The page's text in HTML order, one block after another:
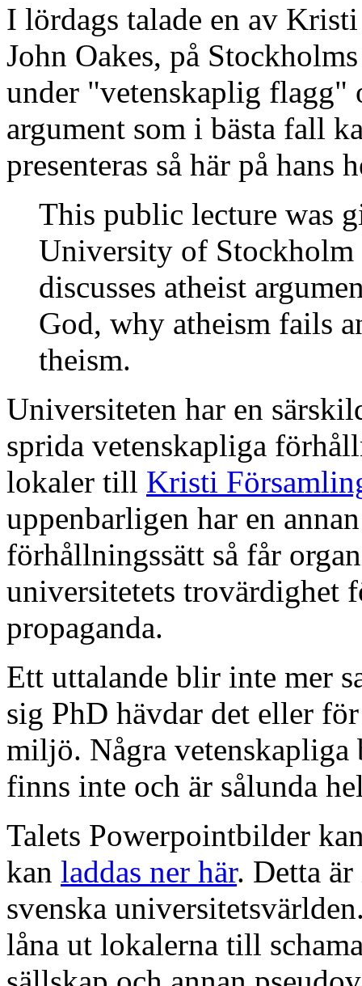
I lördags talade en av
John Oakes, på
under "vetenskaplig flagg"
argument som i bästa fall
presenteras så här på hans
This public lecture was
University of
discusses atheist
God, why atheism fails
theism.
Universiteten har en
sprida vetenskapliga
lokaler till Kristi
uppenbarligen har en
förhållningssätt så får
universitetets trovärdighet
propaganda.
Ett uttalande blir inte mer
sig PhD hävdar det eller
miljö. Några vetenskapliga
finns inte och är sålunda
Talets Powerpointbilder
kan laddas ner här. Detta
svenska
låna ut lokalerna till